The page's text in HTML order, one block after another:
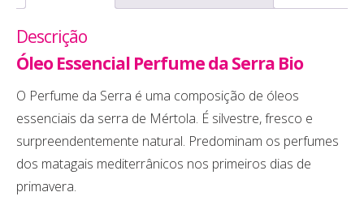
Descrição
Óleo Essencial Perfume da Serra Bio
O Perfume da Serra é uma composição de óleos
essenciais da serra de Mértola. É silvestre, fresco e
surpreendentemente natural. Predominam os perfumes
dos matagais mediterrânicos nos primeiros dias de
primavera.